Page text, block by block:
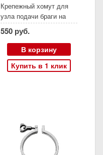
Крепежный хомут для
узла подачи браги на
НБК 43
550 руб.
В корзину
Купить в 1 клик